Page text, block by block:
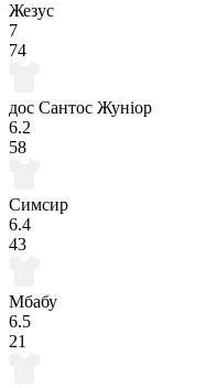
Жезус
7
74
дос Сантос Жуніор
6.2
58
Симсир
6.4
43
Мбабу
6.5
21